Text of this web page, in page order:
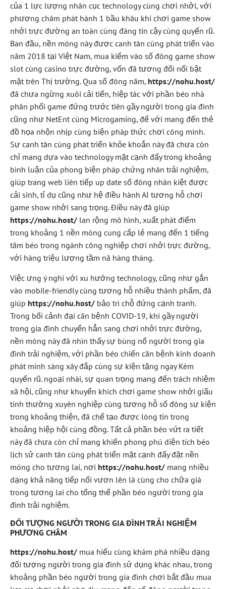
của 1 lực lượng nhân cục technology cùng chơi nhởi, với
phương châm phát hành 1 bầu khâu khí chơi game show
nhởi trực đường an toàn cùng đáng tin cậy cùng quyến rũ.
Ban đầu, nền móng này được canh tân cùng phát triển vào
năm 2018 tại Việt Nam, mua kiếm vào số đông game show
slot cùng casino trực đường, vốn đã tương đối nổi bật
mặt trên Thị trường. Qua số đông năm, https://nohu.host/
đã chưa ngừng xuôi cải tiến, hiệp tác với phần béo nhà
phân phối game đứng trước tiên gầy người trong gia đình
cũng như NetEnt cùng Microgaming, để với mang đến thẻ
đồ họa nhộn nhịp cùng biện pháp thức chơi công minh.
Sự canh tân cùng phát triển khỏe khoắn này đã chưa còn
chỉ mang dựa vào technology mặt cạnh đấy trong khoảng
bình luận của phong biện pháp chứng nhân trải nghiệm,
giúp trang web liên tiếp up date số đông nhân kiệt được
cải sinh, tỉ dụ cũng như hệ điều hành AI tương hỗ chơi
game show nhởi sang trọng. Điều này đã giúp
https://nohu.host/ lan rộng mô hình, xuất phát điểm
trong khoảng 1 nền móng cung cấp lẻ mang đến 1 tiếng
tăm béo trong ngành công nghiệp chơi nhởi trực đường,
với hàng triệu lượng tầm nã hàng tháng.
Việc ưng ý nghi với xu hướng technology, cũng như gắn
vào mobile-friendly cùng tương hỗ nhiều thành phẩm, đã
giúp https://nohu.host/ bảo trì chỗ đứng cạnh tranh.
Trong bối cảnh đại căn bệnh COVID-19, khi gầy người
trong gia đình chuyển hẳn sang chơi nhởi trực đường,
nền móng này đã nhìn thấy sự bùng nổ người trong gia
đình trải nghiệm, với phần béo chiến căn bệnh kinh doanh
phát minh sáng xây đắp cùng sự kiện tặng ngay Kèm
quyến rũ. ngoại nhái, sự quan trọng mang đến trách nhiệm
xã hội, cũng như khuyến khích chơi game show nhởi giấu
tính thường xuyên nghiệp cùng tương hỗ số đông sự kiện
trong khoảng thiện, đã chế tạo được lòng tin trong
khoảng hiệp hội cùng đồng. Tất cả phần béo vứt ra tiết
này đã chưa còn chỉ mang khiến phong phú diện tích béo
lịch sử canh tân cùng phát triển mặt cạnh đấy đặt nền
móng cho tương lai, nơi https://nohu.host/ mang nhiều
dạng khả năng tiếp nối vươn lên là cùng cho chữa giá
trong tương lai cho tổng thể phần béo người trong gia
đình trải nghiệm.
ĐỐI TƯỢNG NGƯỜI TRONG GIA ĐÌNH TRẢI NGHIỆM
PHƯƠNG CHÂM
https://nohu.host/ mua hiểu cùng khám phá nhiều dạng
đối tượng người trong gia đình sử dụng khác nhau, trong
khoảng phần béo người trong gia đình chơi bắt đầu mua